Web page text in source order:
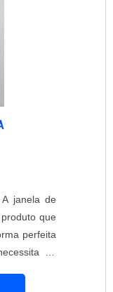
que
perfeita
de
da janela